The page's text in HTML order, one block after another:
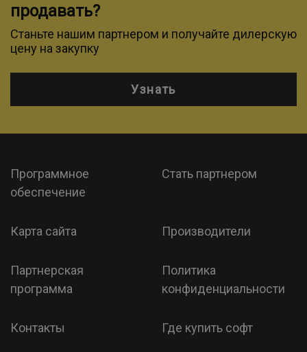
продавать?
Станьте нашим партнером и получайте дилерскую
цену на закупку
Узнать
Программное
обеспечение
Стать партнером
Карта сайта Производители
Партнерская
программа
Политика
конфиденциальности
Контакты Где купить софт